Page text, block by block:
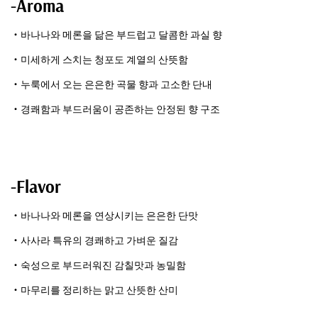
-Aroma
・바나나와 메론을 닮은 부드럽고 달콤한 과실 향
・미세하게 스치는 청포도 계열의 산뜻함
・누룩에서 오는 은은한 곡물 향과 고소한 단내
・경쾌함과 부드러움이 공존하는 안정된 향 구조
-Flavor
・바나나와 메론을 연상시키는 은은한 단맛
・사사라 특유의 경쾌하고 가벼운 질감
・숙성으로 부드러워진 감칠맛과 농밀함
・마무리를 정리하는 맑고 산뜻한 산미